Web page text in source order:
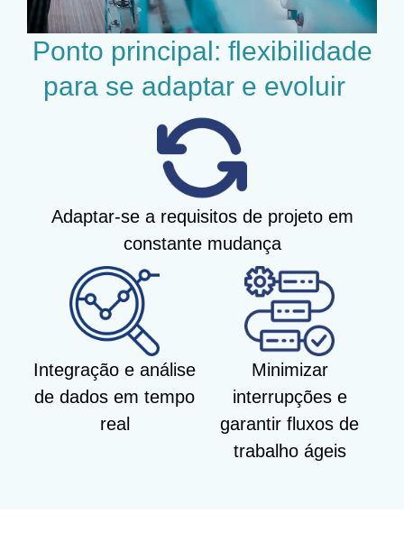
Ponto principal: flexibilidade
para se adaptar e evoluir
Adaptar-se a requisitos de projeto em
constante mudança
Integração e análise
de dados em tempo
real
Minimizar
interrupções e
garantir fluxos de
trabalho ágeis